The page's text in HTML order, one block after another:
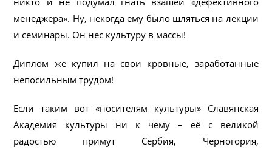
менеджера». Ну, некогда ему было шляться на лекции
и семинары. Он нес культуру в массы!
Диплом же купил на свои кровные, заработанные
непосильным трудом!
Если таким вот «носителям культуры» Славянская
Академия культуры ни к чему – её с великой
радостью примут Сербия, Черногория,